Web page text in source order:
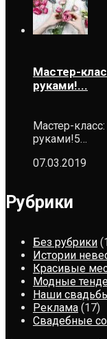
Мастер-
руками!...
Мастер-
руками!5…
07.03.2019
Рубрики
Без рубрики
Истории
Красивые
Модные
Наши
Реклама (17)
Свадебные